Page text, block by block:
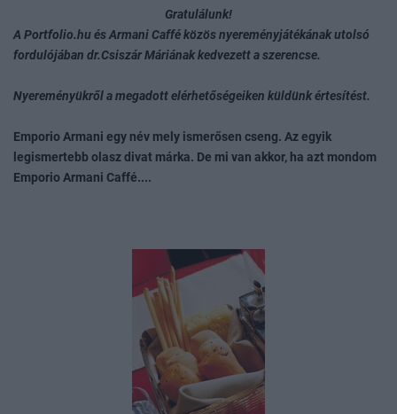
Gratulálunk!
A Portfolio.hu és Armani Caffé közös nyereményjátékának utolsó
fordulójában dr.Csiszár Máriának kedvezett a szerencse.
Nyereményükről a megadott elérhetőségeiken küldünk értesítést.
Emporio Armani egy név mely ismerősen cseng. Az egyik
legismertebb olasz divat márka. De mi van akkor, ha azt mondom
Emporio Armani Caffé....